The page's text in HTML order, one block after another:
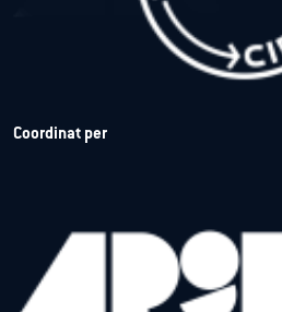
Coordinat per